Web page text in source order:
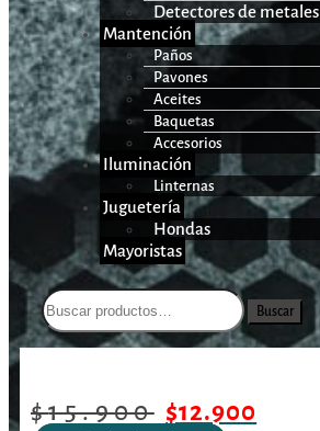
Detectores de metales
Mantención
Paños
Pavones
Aceites
Baquetas
Accesorios
Iluminación
Linternas
Juguetería
Hondas
Mayoristas
Buscar
$15.900 $12.900